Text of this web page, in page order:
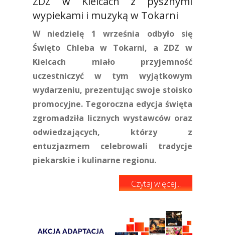
wypiekami i muzyką w Tokarni
W niedzielę 1 września odbyło się
Święto Chleba w Tokarni, a ZDZ w
Kielcach miało przyjemność
uczestniczyć w tym wyjątkowym
wydarzeniu, prezentując swoje stoisko
promocyjne. Tegoroczna edycja święta
zgromadziła licznych wystawców oraz
odwiedzających, którzy z
entuzjazmem celebrowali tradycje
piekarskie i kulinarne regionu.
Czytaj więcej...